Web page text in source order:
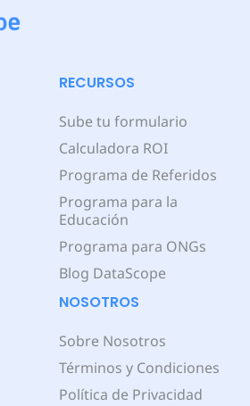
RECURSOS
Sube tu formulario
Calculadora ROI
Programa de Referidos
Programa para la
Educación
Programa para ONGs
Blog DataScope
NOSOTROS
Sobre Nosotros
Términos y Condiciones
Política de Privacidad